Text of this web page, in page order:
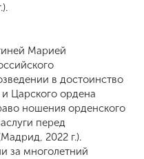
Марией
в достоинство
Царского ордена
ношения орденского
перед
2022 г.).
за многолетний